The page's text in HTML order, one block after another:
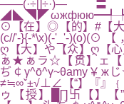
⊙【在】◎【的】#【大
(c//'-}{-*\x)(-'_'-)(o)(⊙
ღ【大】や【众】ღ【
ぁ★ぁラ☆【贯】ェ【
ぢ￠γ^ō^γ~θamy￥ж
≠≒∞ˇ±√⊥∠【“】『』
ゥ【授】█∏卐【】【”】